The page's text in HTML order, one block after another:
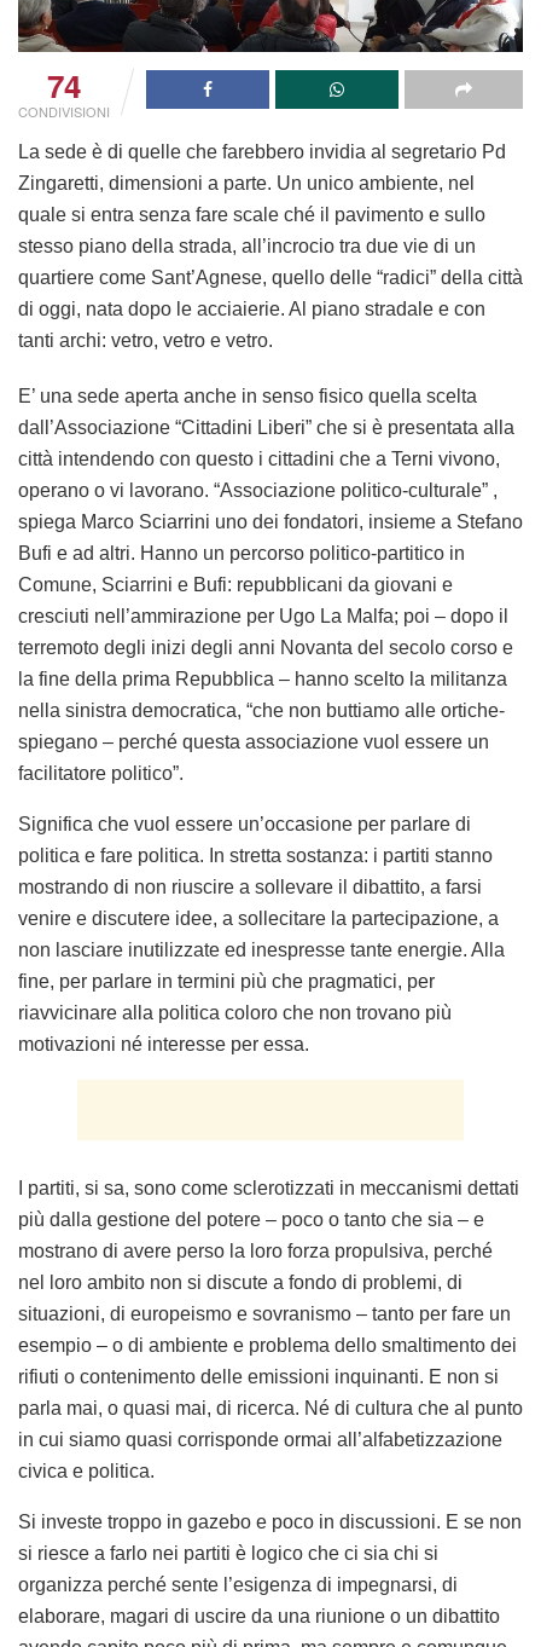
74
CONDIVISIONI
La sede è di quelle che farebbero invidia al segretario Pd
Zingaretti, dimensioni a parte. Un unico ambiente, nel
quale si entra senza fare scale ché il pavimento e sullo
stesso piano della strada, all’incrocio tra due vie di un
quartiere come Sant’Agnese, quello delle “radici” della città
di oggi, nata dopo le acciaierie. Al piano stradale e con
tanti archi: vetro, vetro e vetro.
E’ una sede aperta anche in senso fisico quella scelta
dall’Associazione “Cittadini Liberi” che si è presentata alla
città intendendo con questo i cittadini che a Terni vivono,
operano o vi lavorano. “Associazione politico-culturale” ,
spiega Marco Sciarrini uno dei fondatori, insieme a Stefano
Bufi e ad altri. Hanno un percorso politico-partitico in
Comune, Sciarrini e Bufi: repubblicani da giovani e
cresciuti nell’ammirazione per Ugo La Malfa; poi – dopo il
terremoto degli inizi degli anni Novanta del secolo corso e
la fine della prima Repubblica – hanno scelto la militanza
nella sinistra democratica, “che non buttiamo alle ortiche-
spiegano – perché questa associazione vuol essere un
facilitatore politico”.
Significa che vuol essere un’occasione per parlare di
politica e fare politica. In stretta sostanza: i partiti stanno
mostrando di non riuscire a sollevare il dibattito, a farsi
venire e discutere idee, a sollecitare la partecipazione, a
non lasciare inutilizzate ed inespresse tante energie. Alla
fine, per parlare in termini più che pragmatici, per
riavvicinare alla politica coloro che non trovano più
motivazioni né interesse per essa.
I partiti, si sa, sono come sclerotizzati in meccanismi dettati
più dalla gestione del potere – poco o tanto che sia – e
mostrano di avere perso la loro forza propulsiva, perché
nel loro ambito non si discute a fondo di problemi, di
situazioni, di europeismo e sovranismo – tanto per fare un
esempio – o di ambiente e problema dello smaltimento dei
rifiuti o contenimento delle emissioni inquinanti. E non si
parla mai, o quasi mai, di ricerca. Né di cultura che al punto
in cui siamo quasi corrisponde ormai all’alfabetizzazione
civica e politica.
Si investe troppo in gazebo e poco in discussioni. E se non
si riesce a farlo nei partiti è logico che ci sia chi si
organizza perché sente l’esigenza di impegnarsi, di
elaborare, magari di uscire da una riunione o un dibattito